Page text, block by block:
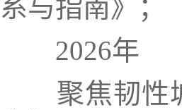
系与指南》；
2026年
聚焦韧性